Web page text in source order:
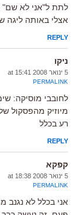
לתת ל"אני לא שם"
אצלי באותה ליגה
REPLY
ניקו
5 ינואר 2008 at 15:41
PERMALINK
מיוזיק מהפסקול
רע בכלל
REPLY
קפקא
5 ינואר 2008 at 18:38
PERMALINK
אני בכלל לא נגנב